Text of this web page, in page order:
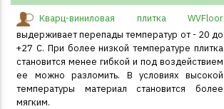
Кварц-виниловая плитка WVFloor
выдерживает перепады температур от - 20 до
+27 С. При более низкой температуре плитка
становится менее гибкой и под воздействием
ее можно разломить. В условиях высокой
температуры материал становится более
мягким.